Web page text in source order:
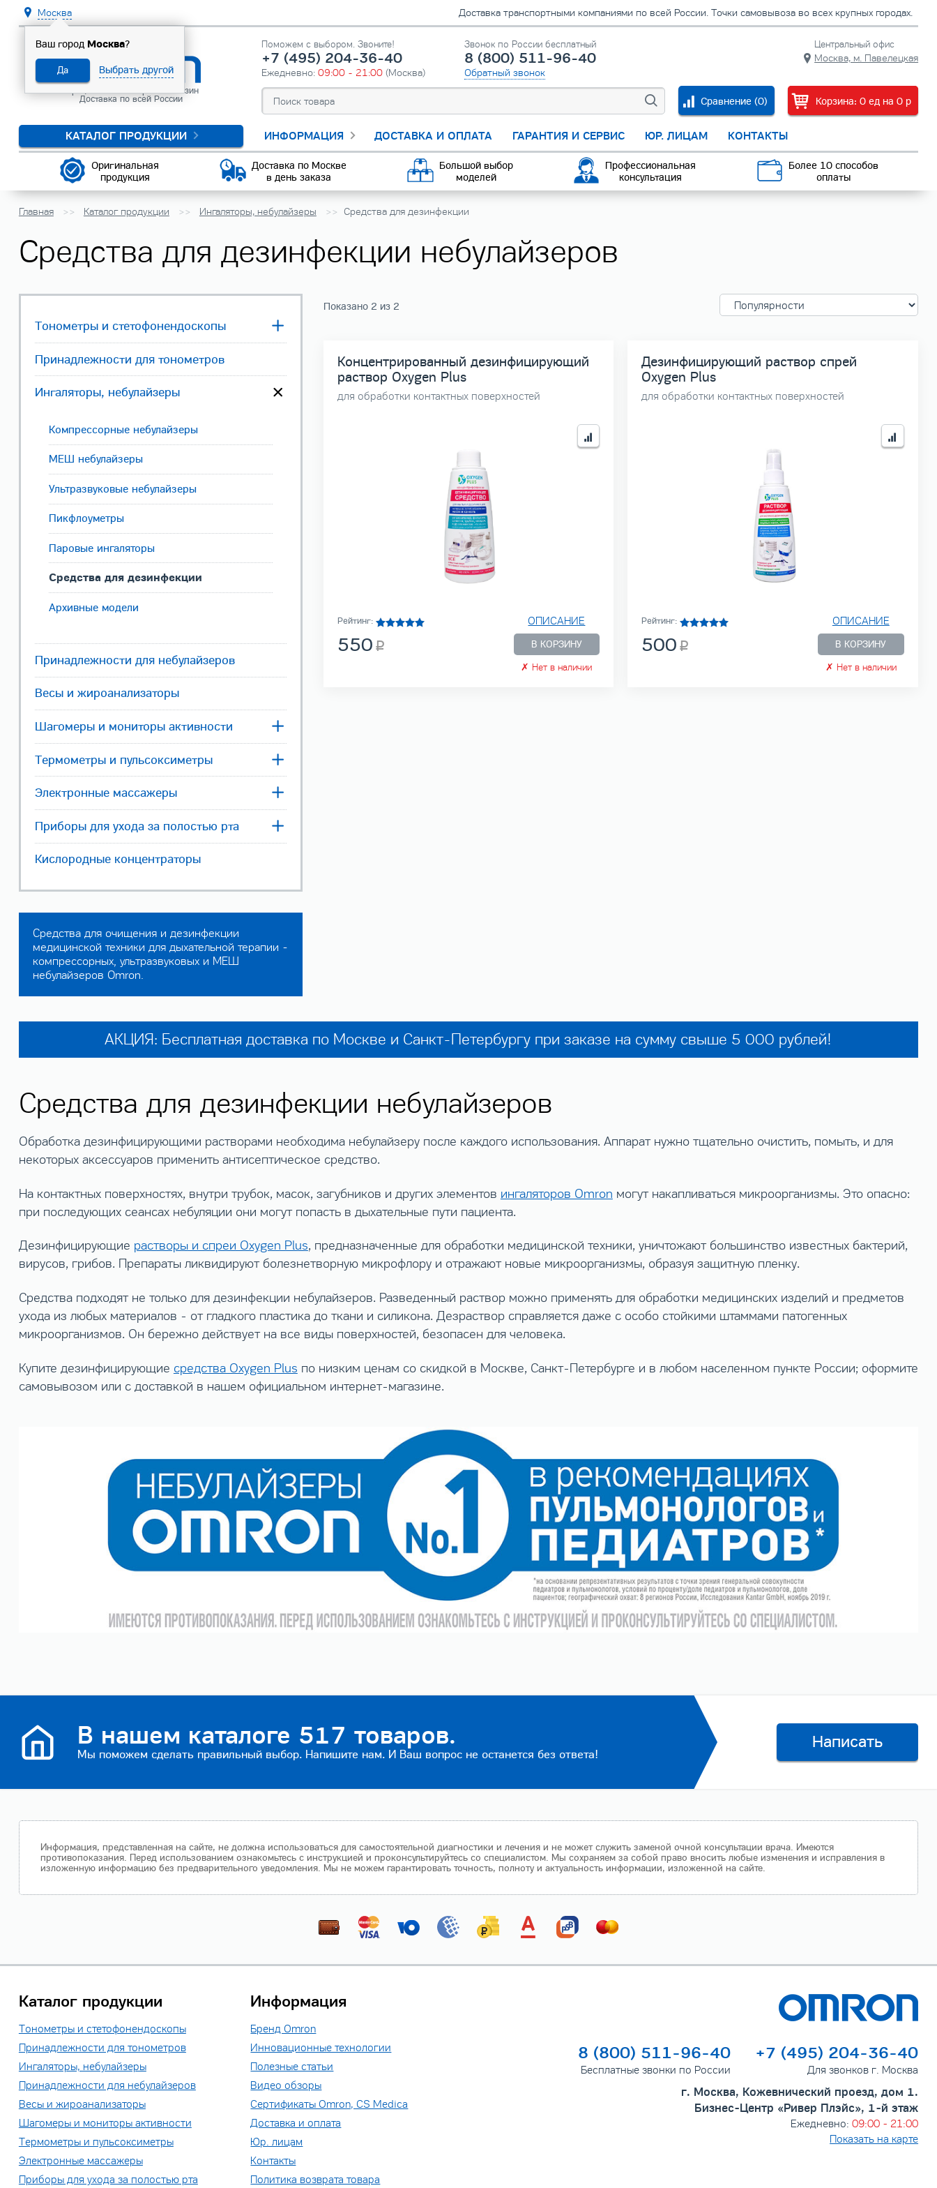
Москва
Ваш город Москва?
Да Выбрать другой
Доставка транспортными компаниями по всей России. Точки самовывоза во всех крупных городах.
Официальный интернет-магазин
Доставка по всей России
Центральный офис
Москва, м. Павелецкая
Поможем с выбором. Звоните!
+7 (495) 204-36-40
Ежедневно:09:00 - 21:00 (Москва)
Звонок по России бесплатный
8 (800) 511-96-40
Обратный звонок
Корзина: 0 ед на 0 p
Сравнение (0)
КАТАЛОГ ПРОДУКЦИИ ИНФОРМАЦИЯ ДОСТАВКА И ОПЛАТА ГАРАНТИЯ И СЕРВИС ЮР. ЛИЦАМ КОНТАКТЫ
Оригинальная
продукция
Доставка по Москве
в день заказа
Большой выбор
моделей
Профессиональная
консультация
Более 10 способов
оплаты
Главная Каталог продукции Ингаляторы, небулайзеры Средства для дезинфекции
Средства для дезинфекции небулайзеров
Тонометры и стетофонендоскопы
Принадлежности для тонометров
Ингаляторы, небулайзеры
Компрессорные небулайзеры
МЕШ небулайзеры
Ультразвуковые небулайзеры
Пикфлоуметры
Паровые ингаляторы
Средства для дезинфекции
Архивные модели
Принадлежности для небулайзеров
Весы и жироанализаторы
Шагомеры и мониторы активности
Термометры и пульсоксиметры
Электронные массажеры
Приборы для ухода за полостью рта
Кислородные концентраторы
Средства для очищения и дезинфекции
медицинской техники для дыхательной терапии -
компрессорных, ультразвуковых и МЕШ
небулайзеров Omron.
Показано 2 из 2
Концентрированный дезинфицирующий
раствор Oxygen Plus
для обработки контактных поверхностей
ОПИСАНИЕ
В КОРЗИНУ
✗ Нет в наличии
Рейтинг:
550
Дезинфицирующий раствор спрей
Oxygen Plus
для обработки контактных поверхностей
ОПИСАНИЕ
В КОРЗИНУ
✗ Нет в наличии
Рейтинг:
500
АКЦИЯ: Бесплатная доставка по Москве и Санкт-Петербургу при заказе на сумму свыше 5 000 рублей!
Средства для дезинфекции небулайзеров
Обработка дезинфицирующими растворами необходима небулайзеру после каждого использования. Аппарат нужно тщательно очистить, помыть, и для
некоторых аксессуаров применить антисептическое средство.
На контактных поверхностях, внутри трубок, масок, загубников и других элементов ингаляторов Omron могут накапливаться микроорганизмы. Это опасно:
при последующих сеансах небуляции они могут попасть в дыхательные пути пациента.
Дезинфицирующие растворы и спреи Oxygen Plus, предназначенные для обработки медицинской техники, уничтожают большинство известных бактерий,
вирусов, грибов. Препараты ликвидируют болезнетворную микрофлору и отражают новые микроорганизмы, образуя защитную пленку.
Средства подходят не только для дезинфекции небулайзеров. Разведенный раствор можно применять для обработки медицинских изделий и предметов
ухода из любых материалов - от гладкого пластика до ткани и силикона. Дезраствор справляется даже с особо стойкими штаммами патогенных
микроорганизмов. Он бережно действует на все виды поверхностей, безопасен для человека.
Купите дезинфицирующие средства Oxygen Plus по низким ценам со скидкой в Москве, Санкт-Петербурге и в любом населенном пункте России; оформите
самовывозом или с доставкой в нашем официальном интернет-магазине.
В нашем каталоге 517 товаров.
Мы поможем сделать правильный выбор. Напишите нам. И Ваш вопрос не останется без ответа!
Написать
Информация, представленная на сайте, не должна использоваться для самостоятельной диагностики и лечения и не может служить заменой очной консультации врача. Имеются
противопоказания. Перед использованием ознакомьтесь с инструкцией и проконсультируйтесь со специалистом. Мы сохраняем за собой право вносить любые изменения и исправления в
изложенную информацию без предварительного уведомления. Мы не можем гарантировать точность, полноту и актуальность информации, изложенной на сайте.
Каталог продукции
Тонометры и стетофонендоскопы
Принадлежности для тонометров
Ингаляторы, небулайзеры
Принадлежности для небулайзеров
Весы и жироанализаторы
Шагомеры и мониторы активности
Термометры и пульсоксиметры
Электронные массажеры
Приборы для ухода за полостью рта
Информация
Бренд Omron
Инновационные технологии
Полезные статьи
Видео обзоры
Сертификаты Omron, CS Medica
Доставка и оплата
Юр. лицам
Контакты
Политика возврата товара
8 (800) 511-96-40
Бесплатные звонки по России
+7 (495) 204-36-40
Для звонков г. Москва
г. Москва, Кожевнический проезд, дом 1.
Бизнес-Центр «Ривер Плэйс», 1-й этаж
Ежедневно:09:00 - 21:00
Показать на карте